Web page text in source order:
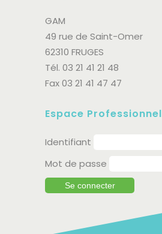
GAM
49 rue de Saint-Omer
62310 FRUGES
Tél. 03 21 41 21 48
Fax 03 21 41 47 47
Espace Professionnel
Identifiant
Mot de passe